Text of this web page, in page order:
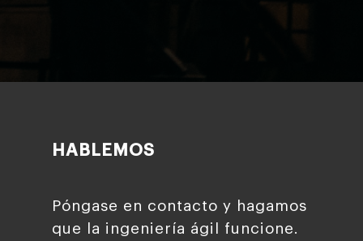
HABLEMOS
Póngase en contacto y hagamos
que la ingeniería ágil funcione.